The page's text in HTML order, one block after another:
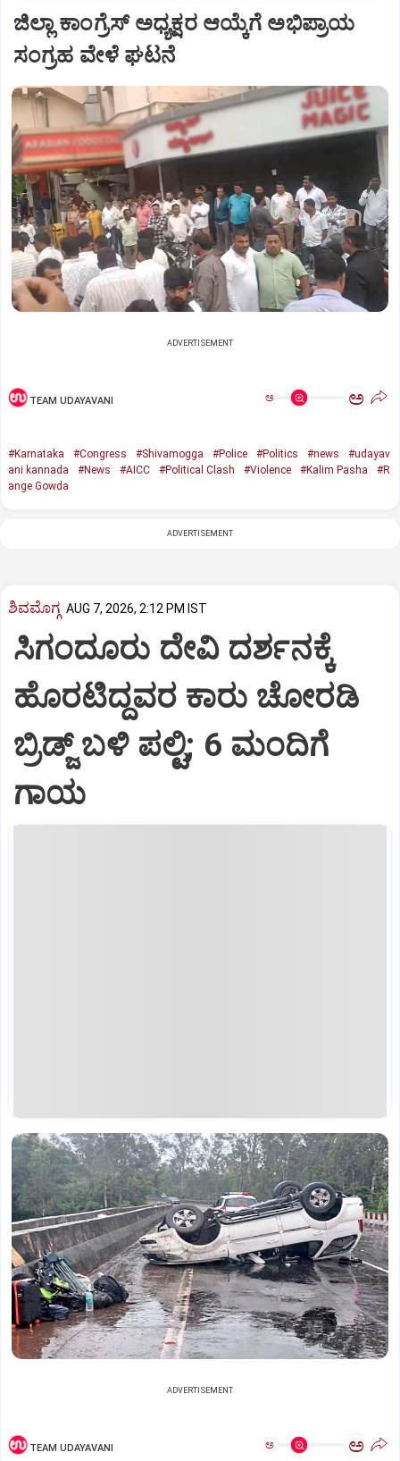
ಜಿಲ್ಲಾ ಕಾಂಗ್ರೆಸ್ ಅಧ್ಯಕ್ಷರ ಆಯ್ಕೆಗೆ ಅಭಿಪ್ರಾಯ
ಸಂಗ್ರಹ ವೇಳೆ ಘಟನೆ
ADVERTISEMENT
TEAM UDAYAVANI ಅ ಅ
#Karnataka #Congress #Shivamogga #Police #Politics #news
#udayav
ani kannada
#News #AICC #Political Clash #Violence #Kalim Pasha
#R
ange Gowda
ADVERTISEMENT
ಶಿವಮೊಗ್ಗ AUG 7, 2026, 2:12 PM IST
ಸಿಗಂದೂರು ದೇವಿ ದರ್ಶನಕ್ಕೆ
ಹೊರಟಿದ್ದವರ ಕಾರು ಚೋರಡಿ
ಬ್ರಿಡ್ಜ್ ಬಳಿ ಪಲ್ಟಿ; 6 ಮಂದಿಗೆ
ಗಾಯ
ADVERTISEMENT
TEAM UDAYAVANI ಅ ಅ